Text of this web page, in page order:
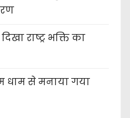
राष्ट्र भक्ति का
धाम से मनाया गया